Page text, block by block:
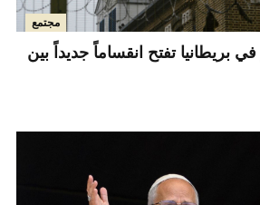
مجتمع
بريطانيا تفتح انقساماً جديداً بين